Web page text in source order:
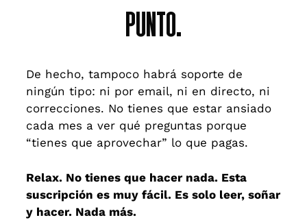
PUNTO.
De hecho, tampoco habrá soporte de
ningún tipo: ni por email, ni en directo, ni
correcciones. No tienes que estar ansiado
cada mes a ver qué preguntas porque
“tienes que aprovechar” lo que pagas.
Relax. No tienes que hacer nada. Esta
suscripción es muy fácil. Es solo leer, soñar
y hacer. Nada más.